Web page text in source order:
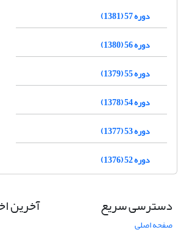
دوره 57 (1381)
دوره 56 (1380)
دوره 55 (1379)
دوره 54 (1378)
دوره 53 (1377)
دوره 52 (1376)
دسترسی سریع
صفحه اصلی
آخرین